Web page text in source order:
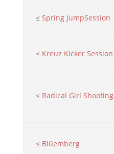
≤ Spring JumpSession
≤ Kreuz Kicker Session
≤ Radical Girl Shooting
≤ Blüemberg